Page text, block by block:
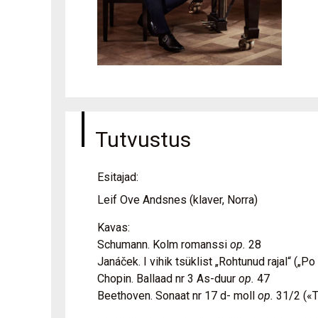
Tutvustus
Esitajad:
Leif Ove Andsnes (klaver, Norra)
Kavas:
Schumann. Kolm romanssi op. 28
Janáček. I vihik tsüklist „Rohtunud rajal“
Chopin. Ballaad nr 3 As-duur op. 47
Beethoven. Sonaat nr 17 d- moll op. 31/2